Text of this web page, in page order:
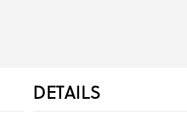
DETAILS